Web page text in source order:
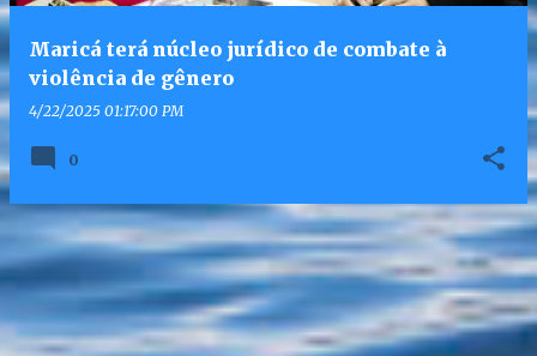
Maricá terá núcleo jurídico de combate à
violência de gênero
4/22/2025 01:17:00 PM
0